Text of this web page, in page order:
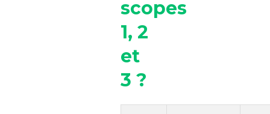
scopes
1, 2
et
3 ?